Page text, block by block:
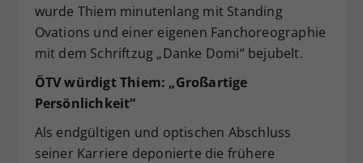
wurde Thiem minutenlang mit Standing
Ovations und einer eigenen Fanchoreographie
mit dem Schriftzug „Danke Domi“ bejubelt.
ÖTV würdigt Thiem: „Großartige
Persönlichkeit“
Als endgültigen und optischen Abschluss
seiner Karriere deponierte die frühere